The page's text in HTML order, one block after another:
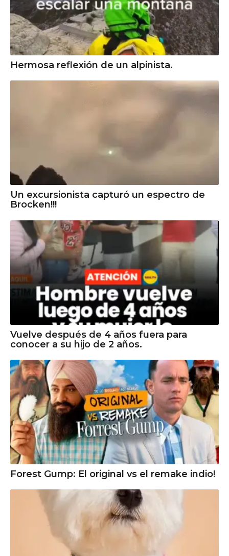
Hermosa reflexión de un alpinista.
Un excursionista capturó un espectro de
Brocken!!!
Vuelve después de 4 años fuera para
conocer a su hijo de 2 años.
Forest Gump: El original vs el remake indio!